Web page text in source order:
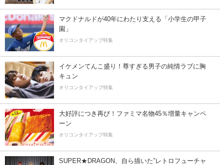
マクドナルドが40年にわたり支える「小学生の甲子
園」
オリコンタイアップ特集
イケメンてんこ盛り！尊すぎる男子の純情ラブに胸
キュン
オリコンタイアップ特集
大好評につき再び！ファミマ名物45％増量キャンペ
ーン
オリコンタイアップ特集
SUPER★DRAGON、自ら描いた”レトロフューチャ